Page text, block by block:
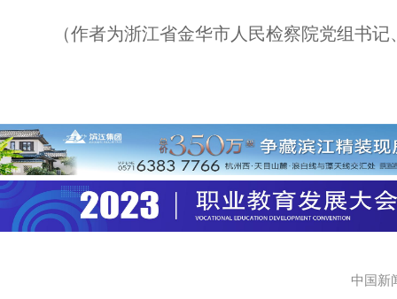
（作者为浙江省金华市人民检察院党组书记
中国新